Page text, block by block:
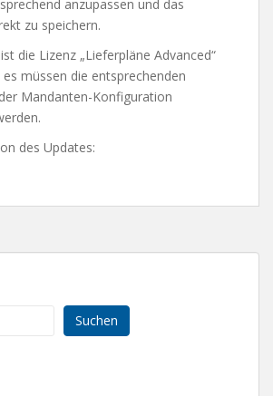
anzupassen und das
zu speichern.
die Lizenz „Lieferpläne Advanced“
müssen die entsprechenden
Mandanten-Konfiguration
des Updates:
Suchen